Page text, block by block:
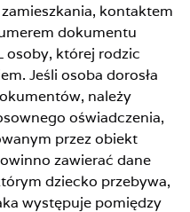
kontaktem
dokumentu
osoby, której rodzic
Jeśli osoba dorosła
należy
oświadczenia,
przez obiekt
zawierać dane
dziecko przebywa,
występuje pomiędzy